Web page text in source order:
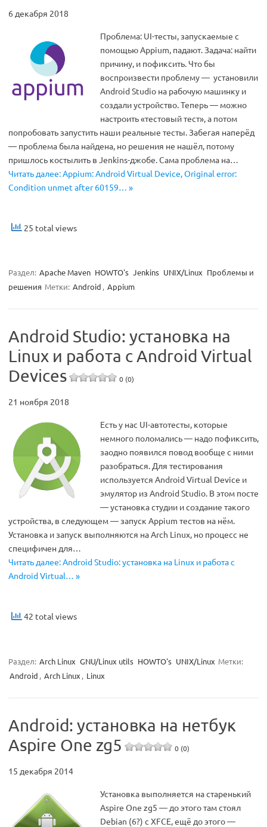
6 декабря 2018
Проблема: UI-тесты, запускаемые с
помощью Appium, падают. Задача: найти
причину, и пофиксить. Что бы
воспроизвести проблему — установили
Android Studio на рабочую машинку и
создали устройство. Теперь — можно
настроить «тестовый тест», а потом
попробовать запустить наши реальные тесты. Забегая наперёд
— проблема была найдена, но решения не нашёл, потому
пришлось костылить в Jenkins-джобе. Сама проблема на…
Читать далее: Appium: Android Virtual Device, Original error:
Condition unmet after 60159… »
25 total views
Раздел: Apache Maven HOWTO's Jenkins UNIX/Linux Проблемы и
решения Метки: Android , Appium
Android Studio: установка на
Linux и работа с Android Virtual
Devices
0 (0)
21 ноября 2018
Есть у нас UI-автотесты, которые
немного поломались — надо пофиксить,
заодно появился повод вообще с ними
разобраться. Для тестирования
используется Android Virtual Device и
эмулятор из Android Studio. В этом посте
— установка студии и создание такого
устройства, в следующем — запуск Appium тестов на нём.
Установка и запуск выполняются на Arch Linux, но процесс не
специфичен для…
Читать далее: Android Studio: установка на Linux и работа с
Android Virtual… »
42 total views
Раздел: Arch Linux GNU/Linux utils HOWTO's UNIX/Linux Метки:
Android , Arch Linux , Linux
Android: установка на нетбук
Aspire One zg5
0 (0)
15 декабря 2014
Установка выполняется на старенький
Aspire One zg5 — до этого там стоял
Debian (6?) с XFCE, ещё до этого —